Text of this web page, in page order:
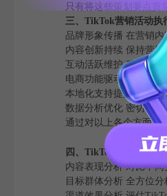
只有将这些策划要点贯穿
三、TikTok营销活动执
品牌形象传播 在营销内
内容创新持续 保持营销
互动活跃维护 积极回应
电商功能驱动 充分利用
本地化支持提升 结合当
数据分析优化 密切关注
通过对以上各个方面的精
四、TikTok账号数据分
内容表现分析 对比不同类
目标群体分析 全方位分析